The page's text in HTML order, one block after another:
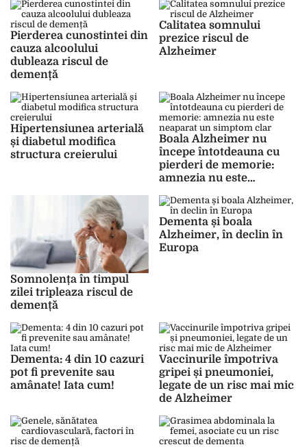
Pierderea cunostintei din
cauza alcoolului
dubleaza riscul de
demență
Calitatea somnului
prezice riscul de
Alzheimer
Hipertensiunea arterială
și diabetul modifica
structura creierului
Boala Alzheimer nu
începe întotdeauna cu
pierderi de memorie:
amnezia nu este
clar
Somnolența în timpul
zilei tripleaza riscul de
demență
Dementa și boala
Alzheimer, în declin în
Europa
Dementa: 4 din 10 cazuri
pot fi prevenite sau
amânate! Iata cum!
Vaccinurile împotriva
gripei și pneumoniei,
legate de un risc mai mic
de Alzheimer